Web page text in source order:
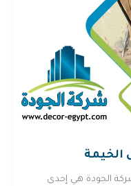
الجودة هي إحدى